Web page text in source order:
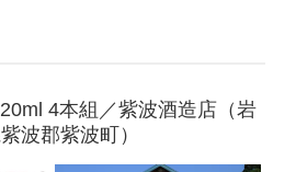
4本組／紫波酒造店（岩
波郡紫波町）